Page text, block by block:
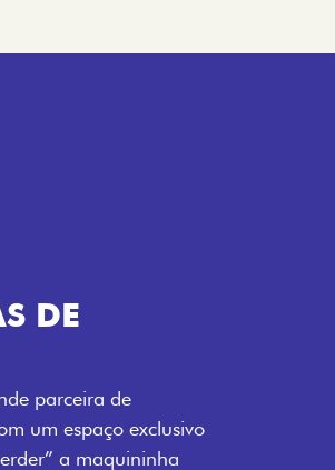
veículo também à
detalhes como
de trabalho.